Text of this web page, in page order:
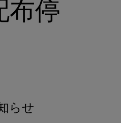
布停
らせ